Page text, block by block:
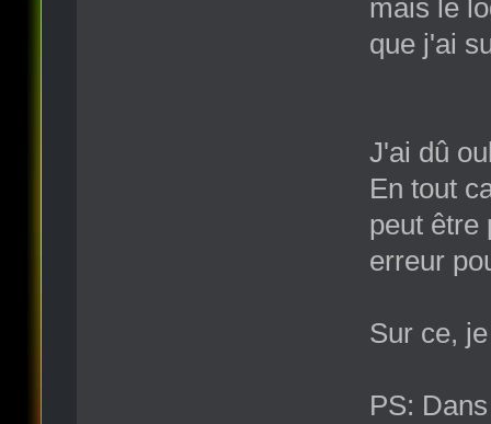
mais le
que j'ai
J'ai dû
En tout
peut
erreur
Sur ce,
PS: